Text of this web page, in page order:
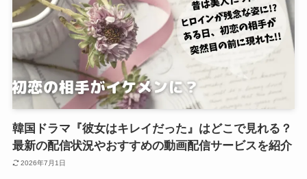
韓国ドラマ『彼女はキレイだった』はどこで見れる？
最新の配信状況やおすすめの動画配信サービスを紹介
2026年7月1日